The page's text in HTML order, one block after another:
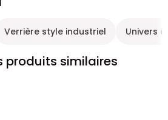
Verrière style industriel Univers
produits similaires